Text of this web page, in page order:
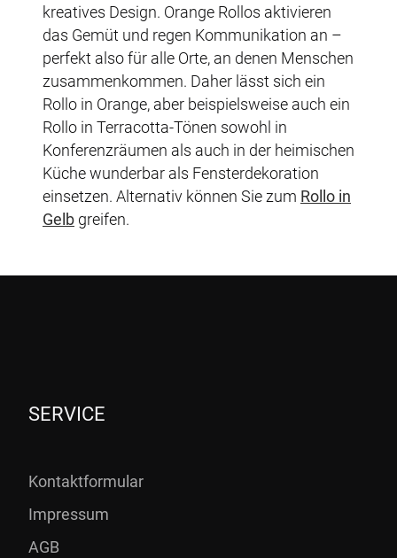
kreatives Design. Orange Rollos aktivieren
das Gemüt und regen Kommunikation an –
perfekt also für alle Orte, an denen Menschen
zusammenkommen. Daher lässt sich ein
Rollo in Orange, aber beispielsweise auch ein
Rollo in Terracotta-Tönen sowohl in
Konferenzräumen als auch in der heimischen
Küche wunderbar als Fensterdekoration
einsetzen. Alternativ können Sie zum Rollo in
Gelb greifen.
SERVICE
Kontaktformular
Impressum
AGB